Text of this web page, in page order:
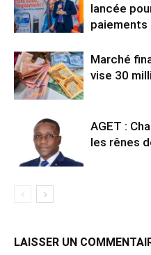
lancée
paiements
Marché
vise 30
AGET :
les rênes
LAISSER UN